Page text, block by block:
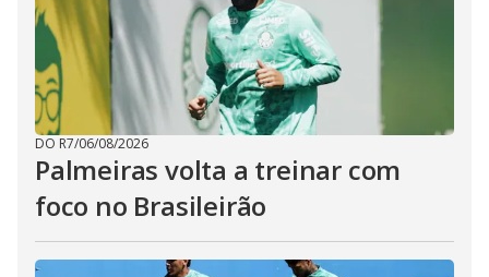
DO R7/06/08/2026
Palmeiras volta a treinar com
foco no Brasileirão